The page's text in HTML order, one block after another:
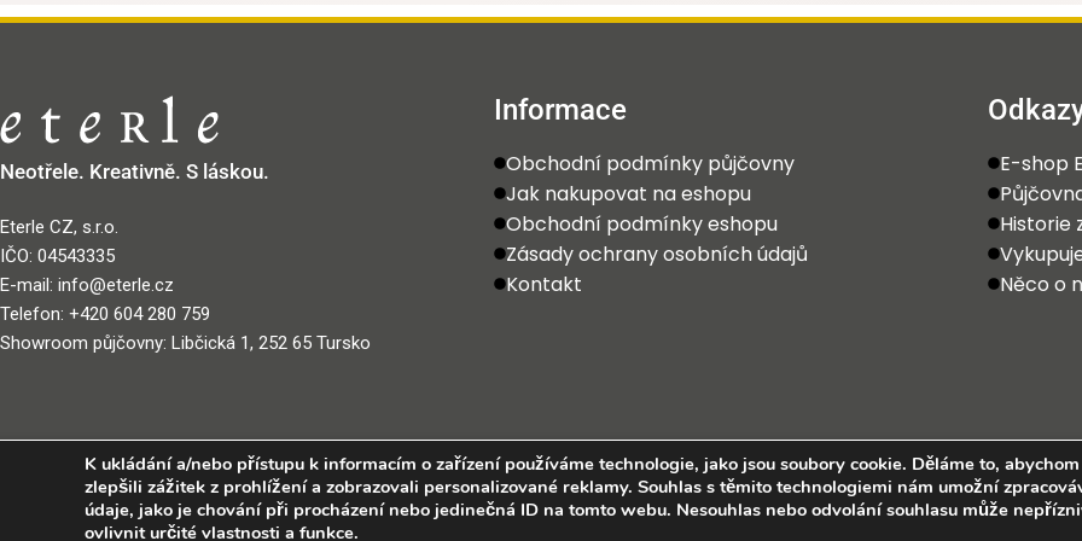
Neotřele. Kreativně. S láskou.
Eterle CZ, s.r.o.
IČO: 04543335
E-mail: info@eterle.cz
Telefon: +420 604 280 759
Showroom půjčovny: Libčická 1, 252 65 Tursko
Informace
Obchodní podmínky půjčovny
Jak nakupovat na eshopu
Obchodní podmínky eshopu
Zásady ochrany osobních údajů
Kontakt
E-shop
Historie
Něco o
2025 Eterle CZ, s.r.o. Všechna práva vyhrazena.
K ukládání a/nebo přístupu k informacím o zařízení používáme technologie, jako jsou soubory cookie. Děláme to, abychom
zlepšili zážitek z prohlížení a zobrazovali personalizované reklamy. Souhlas s těmito technologiemi nám umožní
údaje, jako je chování při procházení nebo jedinečná ID na tomto webu. Nesouhlas nebo odvolání souhlasu může
ovlivnit určité vlastnosti a funkce.